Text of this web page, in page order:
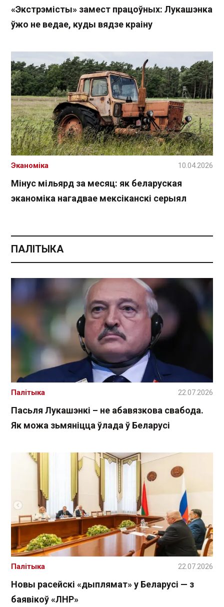
«Экстрэмісты» замест працоўных: Лукашэнка
ўжо не ведае, куды вядзе краіну
Мінус мільярд за месяц: як беларуская
эканоміка нагадвае мексіканскі серыял
Эканоміка 10.04.2026
ПАЛІТЫКА
Пасьля Лукашэнкі – не абавязкова свабода.
Як можа зьмяніцца ўлада ў Беларусі
Палітыка 22.07.2026
Новы расейскі «дыплямат» у Беларусі — з
баявікоў «ЛНР»
Палітыка 22.07.2026